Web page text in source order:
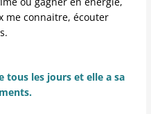
me connaitre, écouter
tous les jours et elle a sa